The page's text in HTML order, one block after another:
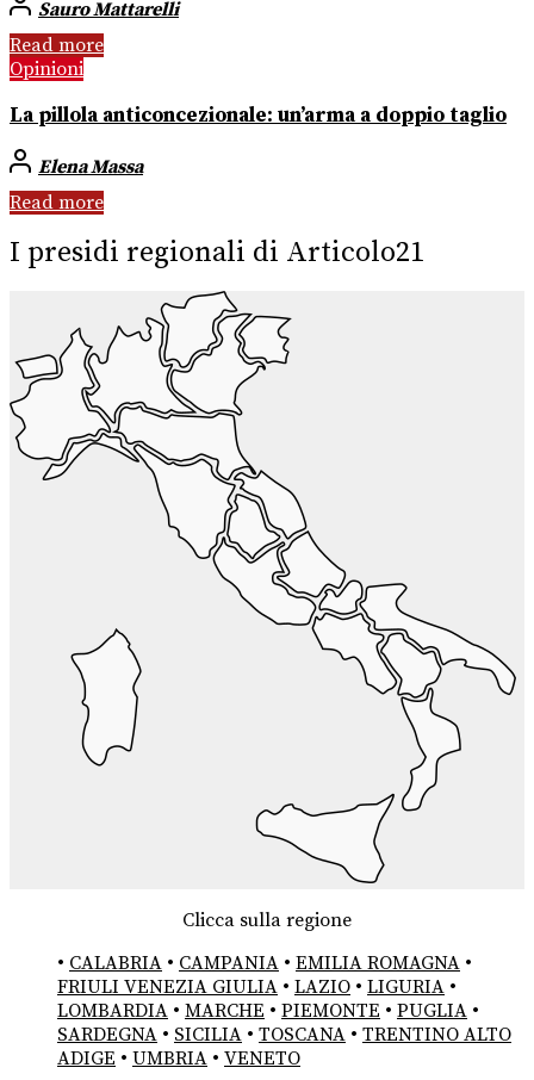
Sauro Mattarelli
Read more
Opinioni
La pillola anticoncezionale: un’arma a doppio taglio
Elena Massa
Read more
I presidi regionali di Articolo21
Clicca sulla regione
• CALABRIA • CAMPANIA • EMILIA ROMAGNA •
FRIULI VENEZIA GIULIA • LAZIO • LIGURIA •
LOMBARDIA • MARCHE • PIEMONTE • PUGLIA •
SARDEGNA • SICILIA • TOSCANA • TRENTINO ALTO
ADIGE • UMBRIA • VENETO